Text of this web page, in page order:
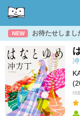
NEW お待たせしまし